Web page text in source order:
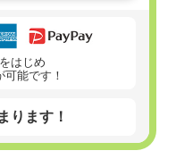
はじめ
能です！
ります！